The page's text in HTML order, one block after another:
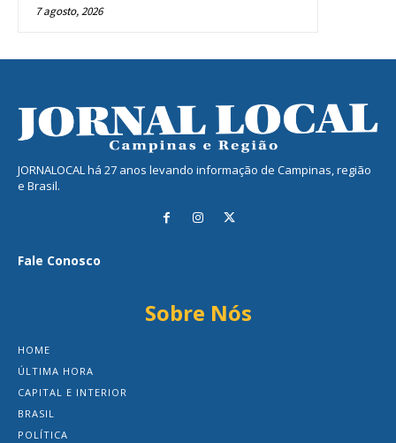
7 agosto, 2026
JORNALOCAL há 27 anos levando informação de Campinas, região
e Brasil.
Fale Conosco
Sobre Nós
HOME
ÚLTIMA HORA
CAPITAL E INTERIOR
BRASIL
POLÍTICA